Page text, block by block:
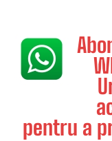
pentru a